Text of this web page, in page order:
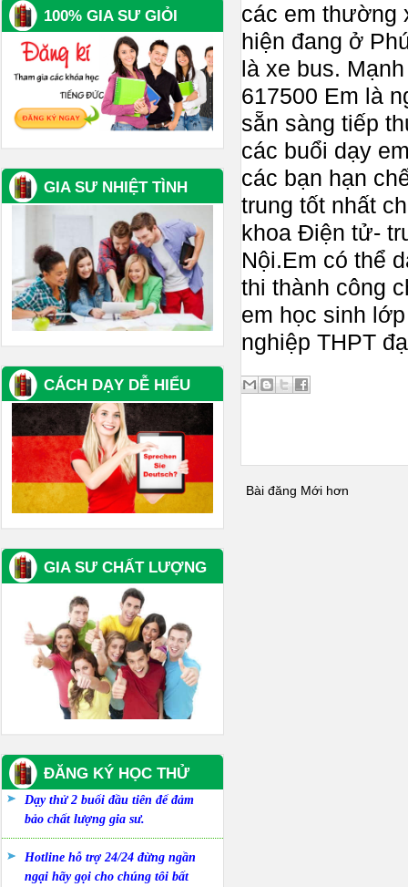
các em thường
hiện đang ở
là xe bus.
617500 Em là
sẵn sàng tiếp
các buổi dạy
các bạn hạn
trung tốt nhất
khoa Điện tử-
Nội.Em có thể
thi thành công
em học sinh
nghiệp THPT
Bài đăng Mới hơn
100% GIA SƯ GIỎI
GIA SƯ NHIỆT TÌNH
CÁCH DẠY DỄ HIỂU
GIA SƯ CHẤT LƯỢNG
ĐĂNG KÝ HỌC THỬ
Dạy thử 2 buổi đầu tiên để đảm
bảo chất lượng gia sư.
Hotline hỗ trợ 24/24 đừng ngần
ngại hãy gọi cho chúng tôi bất